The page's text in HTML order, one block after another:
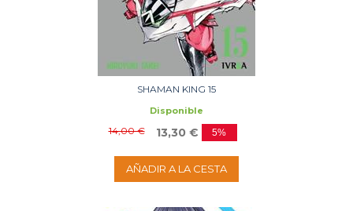
SHAMAN KING 15
Disponible
14,00 € 13,30 € 5%
AÑADIR A LA CESTA